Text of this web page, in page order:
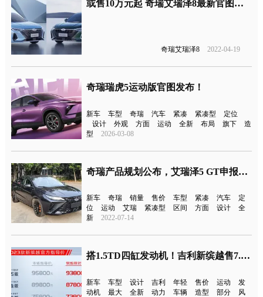
或售10万元起 奇瑞艾瑞泽8最新官图公布
奇瑞艾瑞泽8 2022-04-19
奇瑞瑞虎5运动版官图发布！
新车 车型 奇瑞 汽车 紧凑 紧凑型
定位
设计
外观 方面 运动 全新 布局 旗下
造
型
2026-03-08
奇瑞产品规划公布，艾瑞泽5 GT申报图曝光
新车 奇瑞 销量 售价 车型 紧凑 汽车
定
位
运动 艾瑞 紧凑型 区间 方面 设计
全
新
2022-07-14
搭1.5TD四缸发动机！吉利新缤越售7.58万元起上市
新车 车型 设计 吉利 年轻 售价 运动
发
动机
最大 全新 动力 车辆 造型 部分
风